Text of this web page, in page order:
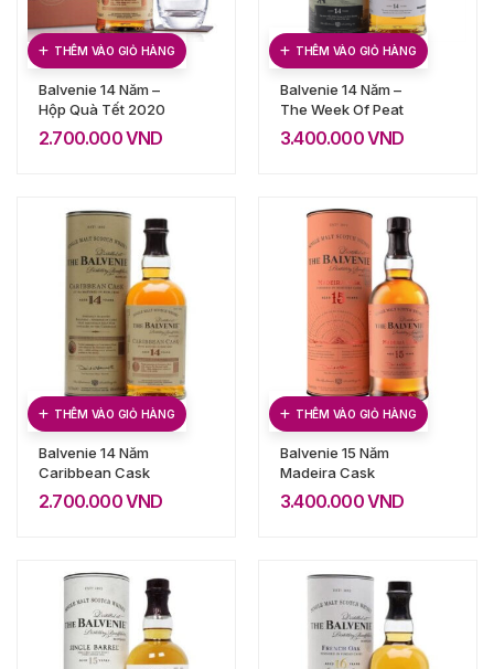
THÊM VÀO GIỎ HÀNG
Balvenie 14 Năm –
Hộp Quà Tết 2020
2.700.000VND
THÊM VÀO GIỎ HÀNG
Balvenie 14 Năm –
The Week Of Peat
3.400.000VND
THÊM VÀO GIỎ HÀNG
Balvenie 14 Năm
Caribbean Cask
2.700.000VND
THÊM VÀO GIỎ HÀNG
Balvenie 15 Năm
Madeira Cask
3.400.000VND